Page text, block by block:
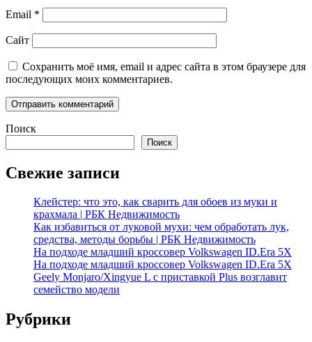
Email *
Сайт
Сохранить моё имя, email и адрес сайта в этом браузере для
последующих моих комментариев.
Поиск
Поиск
Свежие записи
Клейстер: что это, как сварить для обоев из муки и
крахмала | РБК Недвижимость
Как избавиться от луковой мухи: чем обработать лук,
средства, методы борьбы | РБК Недвижимость
На подходе младший кроссовер Volkswagen ID.Era 5X
На подходе младший кроссовер Volkswagen ID.Era 5X
Geely Monjaro/Xingyue L с приставкой Plus возглавит
семейство модели
Рубрики